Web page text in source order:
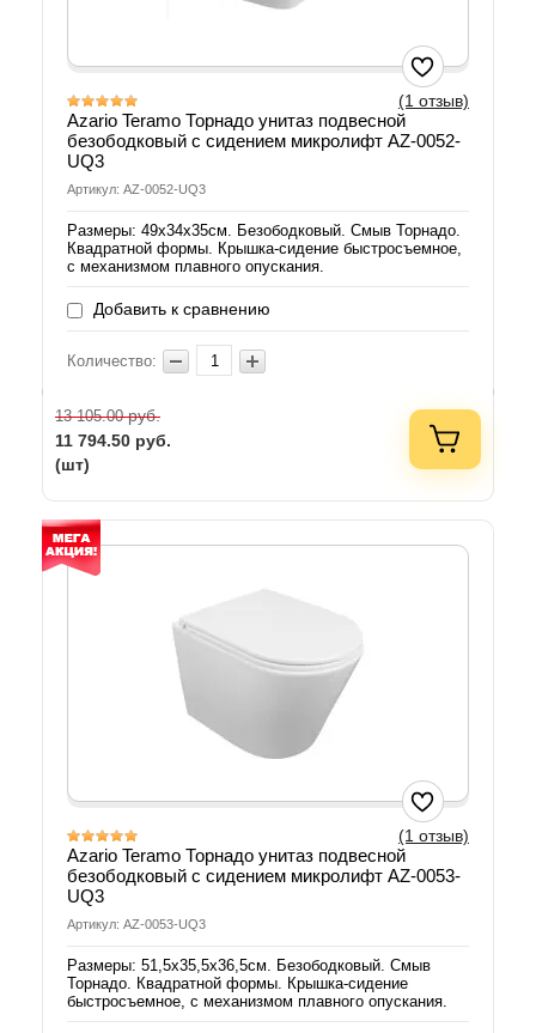
(1 отзыв)
Azario Teramo Торнадо унитаз подвесной
безободковый с сидением микролифт AZ-0052-
UQ3
Артикул: AZ-0052-UQ3
Размеры: 49х34х35см. Безободковый. Смыв Торнадо.
Квадратной формы. Крышка-сидение быстросъемное,
с механизмом плавного опускания.
Добавить к сравнению
Количество:
13 105.00руб.
11 794.50 руб.
(шт)
(1 отзыв)
Azario Teramo Торнадо унитаз подвесной
безободковый с сидением микролифт AZ-0053-
UQ3
Артикул: AZ-0053-UQ3
Размеры: 51,5х35,5х36,5см. Безободковый. Смыв
Торнадо. Квадратной формы. Крышка-сидение
быстросъемное, с механизмом плавного опускания.